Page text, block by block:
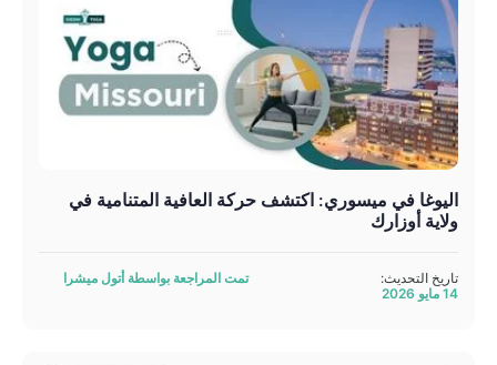
اليوغا في ميسوري: اكتشف حركة العافية المتنامية في
ولاية أوزارك
تاريخ التحديث:
14 مايو 2026
تمت المراجعة بواسطة أتول ميشرا